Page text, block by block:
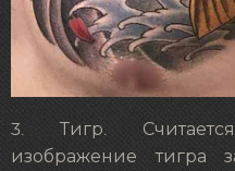
3. Тигр.
изображение тигра